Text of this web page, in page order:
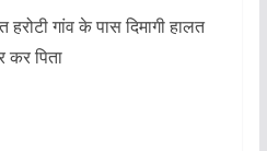
गांव के पास दिमागी हालत
कर पिता